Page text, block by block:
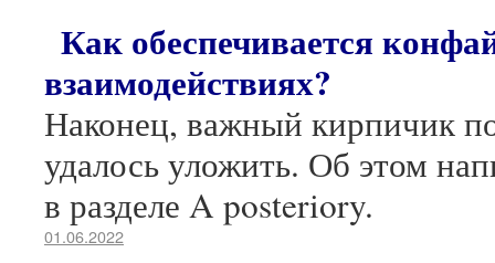
Как обеспечивается
взаимодействиях?
Наконец, важный кирпичик
удалось уложить. Об этом
в разделе A posteriory.
01.06.2022